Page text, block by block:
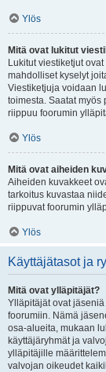
Ylös
Mitä ovat lukitut
Lukitut viestiketjut
mahdolliset kyselyt
Viestiketjuja voidaan
toimesta. Saatat myös
riippuu foorumin
Ylös
Mitä ovat aiheiden
Aiheiden kuvakkeet
tarkoitus kuvastaa
riippuvat foorumin
Ylös
Käyttäjätasot ja
Mitä ovat ylläpitäjät?
Ylläpitäjät ovat
foorumiin. Nämä
osa-alueita, mukaan
käyttäjäryhmät ja
ylläpitäjille
valvojan oikeudet